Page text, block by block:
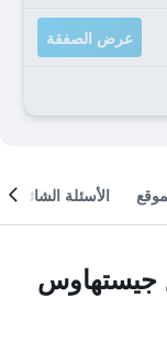
عرض الصفقة
الأسئلة الشائعة
جيستهاوس